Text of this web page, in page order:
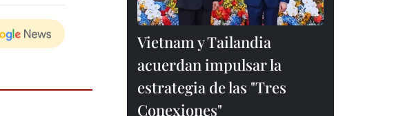
Vietnam y Tailandia
acuerdan impulsar la
estrategia de las "Tres
Conexiones"